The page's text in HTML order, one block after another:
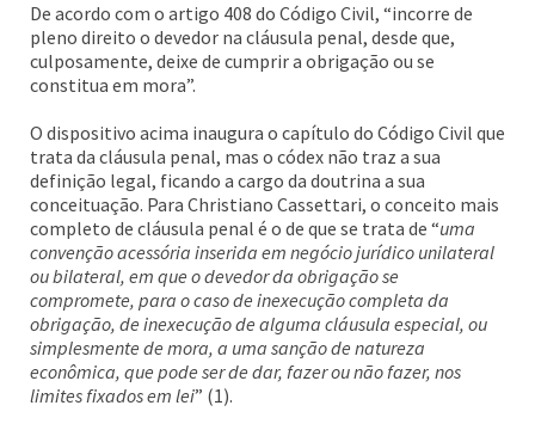
De acordo com o artigo 408 do Código Civil, “incorre de
pleno direito o devedor na cláusula penal, desde que,
culposamente, deixe de cumprir a obrigação ou se
constitua em mora”.
O dispositivo acima inaugura o capítulo do Código Civil que
trata da cláusula penal, mas o códex não traz a sua
definição legal, ficando a cargo da doutrina a sua
conceituação. Para Christiano Cassettari, o conceito mais
completo de cláusula penal é o de que se trata de “uma
convenção acessória inserida em negócio jurídico unilateral
ou bilateral, em que o devedor da obrigação se
compromete, para o caso de inexecução completa da
obrigação, de inexecução de alguma cláusula especial, ou
simplesmente de mora, a uma sanção de natureza
econômica, que pode ser de dar, fazer ou não fazer, nos
limites fixados em lei” (1).